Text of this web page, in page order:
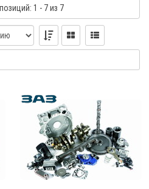
позиций: 1 - 7из 7